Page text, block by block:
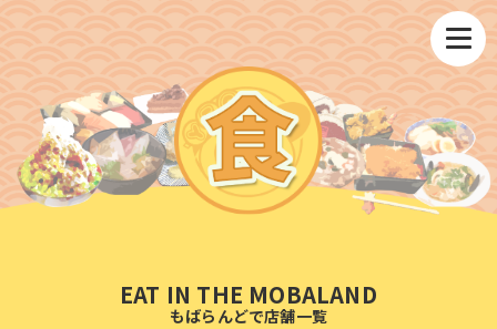
EAT IN THE MOBALAND
もばらんどで店舗一覧